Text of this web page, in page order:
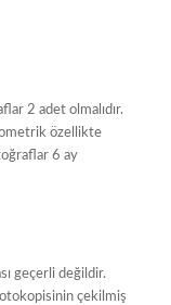
2 adet olmalıdır.
özellikte
6 ay
geçerli değildir.
çekilmiş